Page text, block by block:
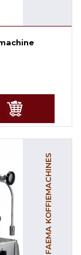
FAEMA KOFFIEMACHINES